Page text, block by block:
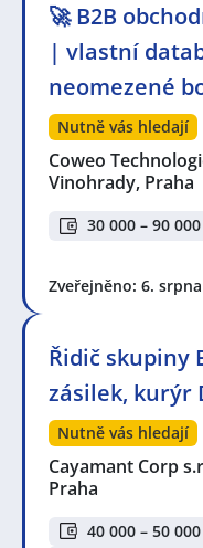
🚀 B2B
| vlastní
neomezené
Nutně vás hledají
Coweo
Vinohrady, Praha
30 000 – 90
Zveřejněno: 6. srpna
Řidič skupiny
zásilek, kurýr
Nutně vás hledají
Cayamant Corp
Praha
40 000 – 50